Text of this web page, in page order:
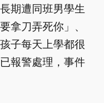
期遭同班男學生
拿刀弄死你」、
子每天上學都很
報警處理，事件